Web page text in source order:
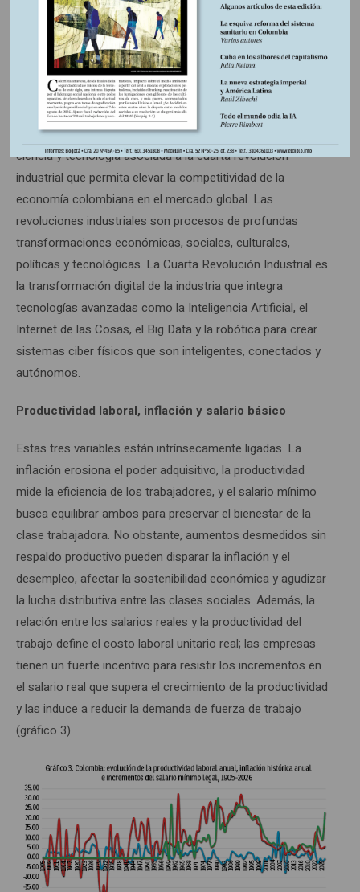
producir bienes y servicios) se compensa con lo barata que
es la fuerza de trabajo y la disponibilidad de rentas
generadas por la naturaleza.
La inversión en Colombia no sólo es baja, también es
deficiente cualitativamente. Poco se avanza hacia la
transferencia, adaptación y, menos, la producción de
ciencia y tecnología asociada a la cuarta revolución
industrial que permita elevar la competitividad de la
economía colombiana en el mercado global. Las
revoluciones industriales son procesos de profundas
transformaciones económicas, sociales, culturales,
políticas y tecnológicas. La Cuarta Revolución Industrial es
la transformación digital de la industria que integra
tecnologías avanzadas como la Inteligencia Artificial, el
Internet de las Cosas, el Big Data y la robótica para crear
sistemas ciber físicos que son inteligentes, conectados y
autónomos.
Productividad laboral, inflación y salario básico
Estas tres variables están intrínsecamente ligadas. La
inflación erosiona el poder adquisitivo, la productividad
mide la eficiencia de los trabajadores, y el salario mínimo
busca equilibrar ambos para preservar el bienestar de la
clase trabajadora. No obstante, aumentos desmedidos sin
respaldo productivo pueden disparar la inflación y el
desempleo, afectar la sostenibilidad económica y agudizar
la lucha distributiva entre las clases sociales. Además, la
relación entre los salarios reales y la productividad del
trabajo define el costo laboral unitario real; las empresas
tienen un fuerte incentivo para resistir los incrementos en
el salario real que supera el crecimiento de la productividad
y las induce a reducir la demanda de fuerza de trabajo
(gráfico 3).